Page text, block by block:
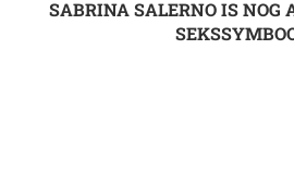
SABRINA SALERNO IS NOG